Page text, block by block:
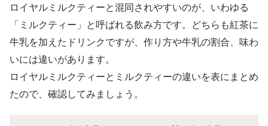
ロイヤルミルクティーと混同されやすいのが、いわゆる
「ミルクティー」と呼ばれる飲み方です。どちらも紅茶に
牛乳を加えたドリンクですが、作り方や牛乳の割合、味わ
いには違いがあります。
ロイヤルミルクティーとミルクティーの違いを表にまとめ
たので、確認してみましょう。